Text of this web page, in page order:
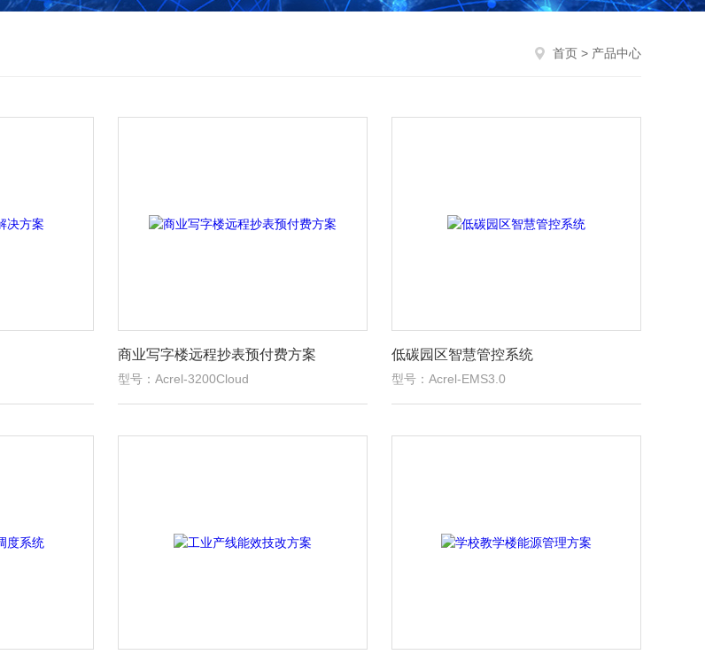
首页 > 产品中心
商业写字楼远程抄表预付费方案
型号：Acrel-3200Cloud
低碳园区智慧管控系统
型号：Acrel-EMS3.0